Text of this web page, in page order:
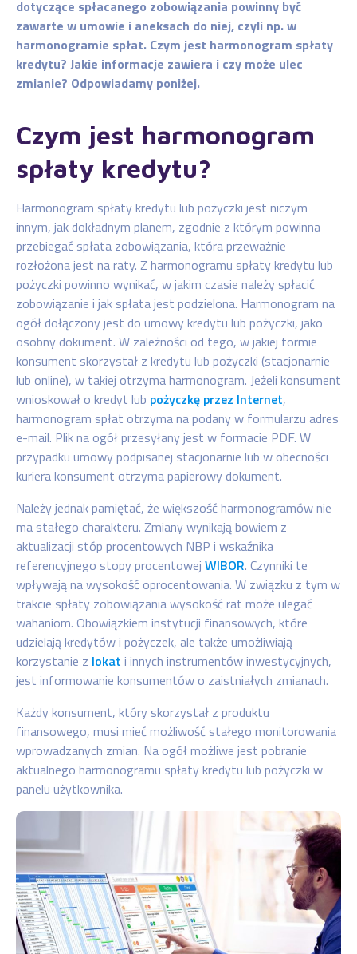
dotyczące spłacanego zobowiązania powinny być
zawarte w umowie i aneksach do niej, czyli np. w
harmonogramie spłat. Czym jest harmonogram spłaty
kredytu? Jakie informacje zawiera i czy może ulec
zmianie? Odpowiadamy poniżej.
Czym jest harmonogram
spłaty kredytu?
Harmonogram spłaty kredytu lub pożyczki jest niczym
innym, jak dokładnym planem, zgodnie z którym powinna
przebiegać spłata zobowiązania, która przeważnie
rozłożona jest na raty. Z harmonogramu spłaty kredytu lub
pożyczki powinno wynikać, w jakim czasie należy spłacić
zobowiązanie i jak spłata jest podzielona. Harmonogram na
ogół dołączony jest do umowy kredytu lub pożyczki, jako
osobny dokument. W zależności od tego, w jakiej formie
konsument skorzystał z kredytu lub pożyczki (stacjonarnie
lub online), w takiej otrzyma harmonogram. Jeżeli konsument
wnioskował o kredyt lub pożyczkę przez Internet,
harmonogram spłat otrzyma na podany w formularzu adres
e-mail. Plik na ogół przesyłany jest w formacie PDF. W
przypadku umowy podpisanej stacjonarnie lub w obecności
kuriera konsument otrzyma papierowy dokument.
Należy jednak pamiętać, że większość harmonogramów nie
ma stałego charakteru. Zmiany wynikają bowiem z
aktualizacji stóp procentowych NBP i wskaźnika
referencyjnego stopy procentowej WIBOR. Czynniki te
wpływają na wysokość oprocentowania. W związku z tym w
trakcie spłaty zobowiązania wysokość rat może ulegać
wahaniom. Obowiązkiem instytucji finansowych, które
udzielają kredytów i pożyczek, ale także umożliwiają
korzystanie z lokat i innych instrumentów inwestycyjnych,
jest informowanie konsumentów o zaistniałych zmianach.
Każdy konsument, który skorzystał z produktu
finansowego, musi mieć możliwość stałego monitorowania
wprowadzanych zmian. Na ogół możliwe jest pobranie
aktualnego harmonogramu spłaty kredytu lub pożyczki w
panelu użytkownika.